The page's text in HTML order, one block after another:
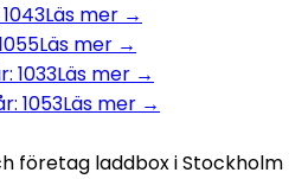
1043Läs mer →
Läs mer →
1033Läs mer →
1053Läs mer →
företag laddboxiStockholm